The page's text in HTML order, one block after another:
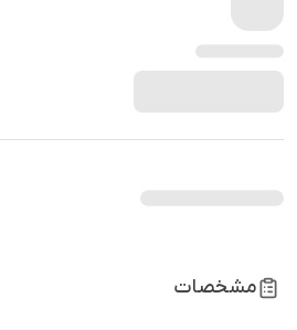
مشخصات